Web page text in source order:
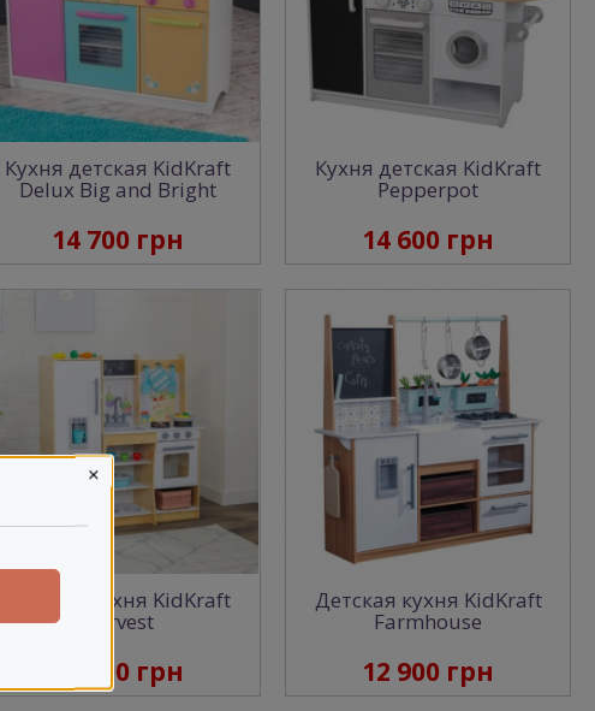
Кухня детская KidKraft
Delux Big and Bright
14 700 грн
Кухня детская KidKraft
Pepperpot
14 600 грн
Детская кухня KidKraft
Harvest
13 000 грн
Детская кухня KidKraft
Farmhouse
12 900 грн
×